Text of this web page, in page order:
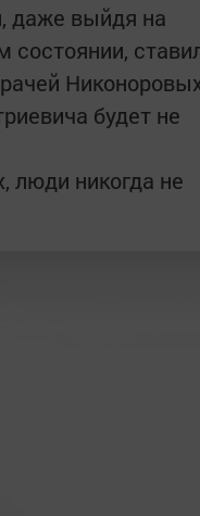
даже выйдя на
будет не
люди никогда не